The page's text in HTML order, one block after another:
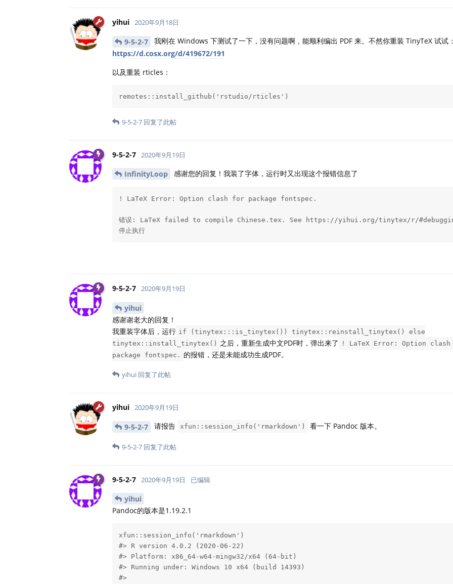
yihui 2020年9月18日
9-5-2-7
我刚在 Windows 下测试了一下，没有问题啊，能顺利编出 PDF 来。不然你重装 TinyTeX 试试
https://d.cosx.org/d/419672/191
以及重装 rticles：
remotes::install_github('rstudio/rticles')
9-5-2-7 回复了此帖
9-5-2-7 2020年9月19日
InfinityLoop 感谢您的回复！我装了字体，运行时又出现这个报错信息了
! LaTeX Error: Option clash for package fontspec.
错误: LaTeX failed to compile Chinese.tex. See https://yihui.org/tinytex/r/
停止执行
9-5-2-7 2020年9月19日
yihui
感谢谢老大的回复！
我重装字体后，运行 if (tinytex:::is_tinytex()) tinytex::reinstall_tinytex() else
tinytex::install_tinytex() 之后，重新生成中文PDF时，弹出来了
! LaTeX Error: Option
package fontspec. 的报错，还是未能成功生成PDF。
yihui 回复了此帖
yihui 2020年9月19日
9-5-2-7 请报告 xfun::session_info('rmarkdown') 看一下 Pandoc 版本。
9-5-2-7 回复了此帖
9-5-2-7 2020年9月19日 已编辑
yihui
Pandoc的版本是1.19.2.1
xfun::session_info('rmarkdown')
#> R version 4.0.2 (2020-06-22)
#> Platform: x86_64-w64-mingw32/x64 (64-bit)
#> Running under: Windows 10 x64 (build 14393)
#>